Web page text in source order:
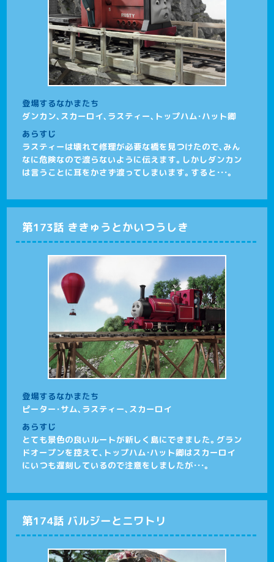
登場するなかまたち
ダンカン、スカーロイ、ラスティー、トップハム･ハット卿
あらすじ
ラスティーは壊れて修理が必要な橋を見つけたので、みん
なに危険なので渡らないように伝えます。しかしダンカン
は言うことに耳をかさず渡ってしまいます。すると・・・。
第173話 ききゅうとかいつうしき
登場するなかまたち
ピーター･サム、ラスティー、スカーロイ
あらすじ
とても景色の良いルートが新しく島にできました。グラン
ドオープンを控えて、トップハム・ハット卿はスカーロイ
にいつも遅刻しているので注意をしましたが・・・。
第174話 バルジーとニワトリ